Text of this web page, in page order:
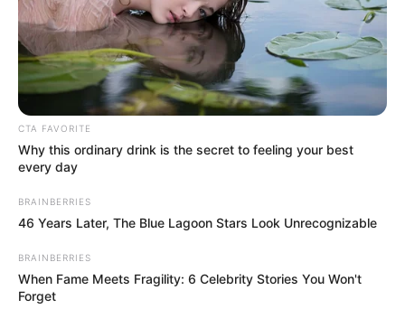
CTA FAVORITE
Why this ordinary drink is the secret to feeling your best
every day
BRAINBERRIES
46 Years Later, The Blue Lagoon Stars Look Unrecognizable
BRAINBERRIES
When Fame Meets Fragility: 6 Celebrity Stories You Won't
Forget